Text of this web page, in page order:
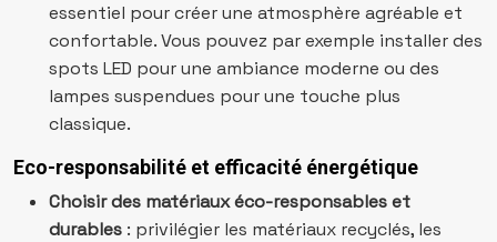
essentiel pour créer une atmosphère agréable et
confortable. Vous pouvez par exemple installer des
spots LED pour une ambiance moderne ou des
lampes suspendues pour une touche plus
classique.
Eco-responsabilité et efficacité énergétique
Choisir des matériaux éco-responsables et
durables : privilégier les matériaux recyclés, les